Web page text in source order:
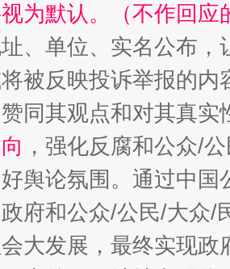
为默认。（不作回应
、单位、实名公布
被反映投诉举报的
同其观点和对其真实
，强化反腐和公众/
舆论氛围。通过中
府和公众/公民/大众/
大发展，最终实现